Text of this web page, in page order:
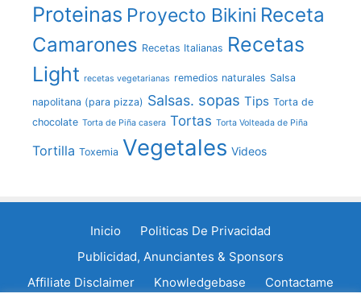
Proteinas Proyecto Bikini Receta
Camarones Recetas Italianas Recetas
Light recetas vegetarianas remedios naturales Salsa
napolitana (para pizza) Salsas. sopas Tips Torta de
chocolate Torta de Piña casera Tortas Torta Volteada de Piña
Tortilla Toxemia Vegetales Videos
Inicio
Politicas De Privacidad
Publicidad, Anunciantes & Sponsors
Affiliate Disclaimer
Knowledgebase
Contactame